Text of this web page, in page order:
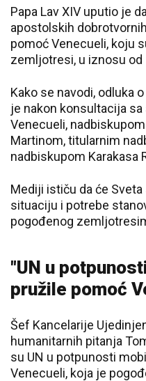
Papa Lav XIV uputio je
apostolskih
pomoć Venecueli, koju
zemljotresi, u iznosu od
Kako se navodi, odluka
je nakon konsultacija
Venecueli,
Martinom, titularnim
nadbiskupom Karakasa
Mediji ističu da će
situaciju i potrebe
pogođenog
"UN u
pružile pomoć
Šef Kancelarije
humanitarnih pitanja
su UN u potpunosti
Venecueli, koja je